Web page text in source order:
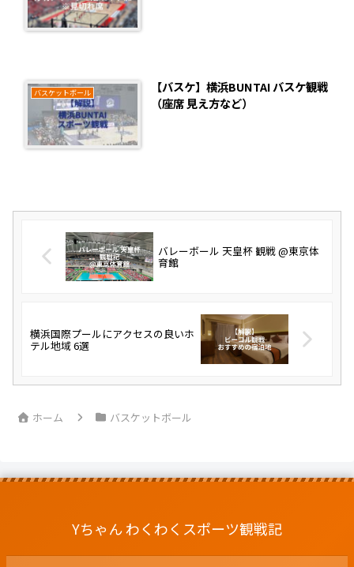
バスケットボール
【バスケ】横浜BUNTAI バスケ観戦
（座席 見え方など）
バレーボール 天皇杯 観戦 @東京体
育館
横浜国際プールにアクセスの良いホ
テル地域 6選
ホーム バスケットボール
Yちゃん わくわくスポーツ観戦記